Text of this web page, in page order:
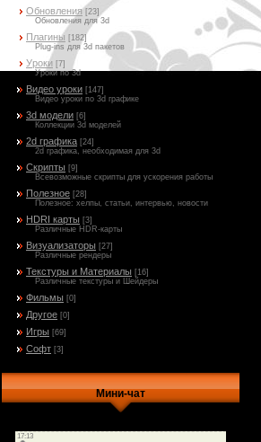
Обновления [23]
Обновления для 3d
Плагины [182]
Plug-ins для 3d пакетов
Уроки [7]
Уроки по 3d
Видео уроки [147]
Видео уроки по 3d графике
3d модели [6]
Коллекции 3d моделей
2d графика [24]
2d графика, необходимая для 3d
Скрипты [9]
Всевозможные скрипты для ускорения работы
Полезное [28]
Полезное: хелпы, статьи, интервью, новости
HDRI карты [3]
Различные HDR-карты
Визуализаторы [27]
Различные рендеры
Текстуры и Материалы [16]
Различные текстуры и Шейдеры
Фильмы [0]
Другое [0]
Игры [69]
Софт [3]
Мини-чат